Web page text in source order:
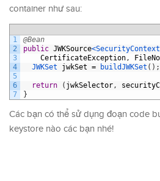
container như sau:
1
2
3
4
5
6
7
@Bean
public JWKSource
CertificateException ,
JWKSet jwkSet = buildJWKSet ( ) ;
return ( jwkSelector ,
}
Các bạn có thể sử dụng đoạn code
keystore nào các bạn nhé!